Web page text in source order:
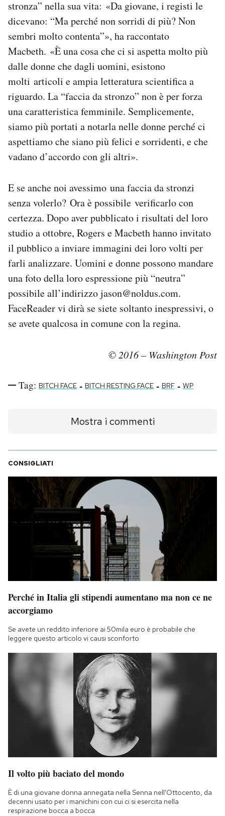
stronza” nella sua vita: «Da giovane, i registi le
dicevano: “Ma perché non sorridi di più? Non
sembri molto contenta”», ha raccontato
Macbeth. «È una cosa che ci si aspetta molto più
dalle donne che dagli uomini, esistono
molti articoli e ampia letteratura scientifica a
riguardo. La “faccia da stronzo” non è per forza
una caratteristica femminile. Semplicemente,
siamo più portati a notarla nelle donne perché ci
aspettiamo che siano più felici e sorridenti, e che
vadano d’accordo con gli altri».
E se anche noi avessimo una faccia da stronzi
senza volerlo? Ora è possibile verificarlo con
certezza. Dopo aver pubblicato i risultati del loro
studio a ottobre, Rogers e Macbeth hanno invitato
il pubblico a inviare immagini dei loro volti per
farli analizzare. Uomini e donne possono mandare
una foto della loro espressione più “neutra”
possibile all’indirizzo jason@noldus.com.
FaceReader vi dirà se siete soltanto inespressivi, o
se avete qualcosa in comune con la regina.
© 2016 – Washington Post
Tag: BITCH FACE - BITCH RESTING FACE - BRF - WP
Mostra i commenti
CONSIGLIATI
Perché in Italia gli stipendi aumentano ma non ce ne
accorgiamo
Se avete un reddito inferiore ai 50mila euro è probabile che
leggere questo articolo vi causi sconforto
Il volto più baciato del mondo
È di una giovane donna annegata nella Senna nell'Ottocento, da
decenni usato per i manichini con cui ci si esercita nella
respirazione bocca a bocca